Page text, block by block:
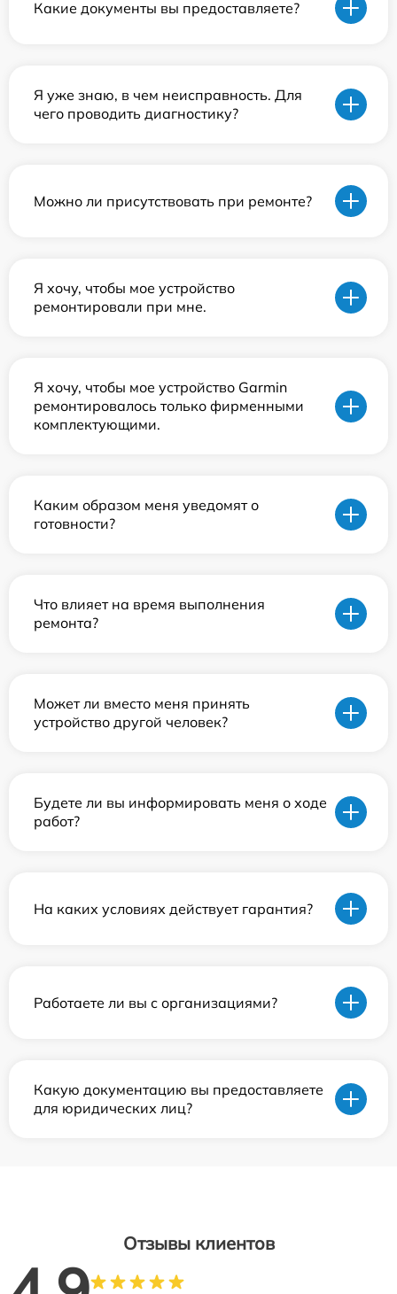
Какие документы вы предоставляете?
Я уже знаю, в чем неисправность. Для
чего проводить диагностику?
Можно ли присутствовать при ремонте?
Я хочу, чтобы мое устройство
ремонтировали при мне.
Я хочу, чтобы мое устройство Garmin
ремонтировалось только фирменными
комплектующими.
Каким образом меня уведомят о
готовности?
Что влияет на время выполнения
ремонта?
Может ли вместо меня принять
устройство другой человек?
Будете ли вы информировать меня о ходе
работ?
На каких условиях действует гарантия?
Работаете ли вы с организациями?
Какую документацию вы предоставляете
для юридических лиц?
Отзывы клиентов